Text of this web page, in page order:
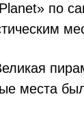
по
места